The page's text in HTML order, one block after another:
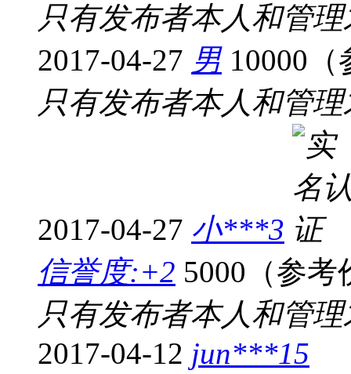
只有发布者本人和管
2017-04-27 男 10000
只有发布者本人和管
2017-04-27 小***3
信誉度:+2 5000（参考
只有发布者本人和管
2017-04-12 jun***15